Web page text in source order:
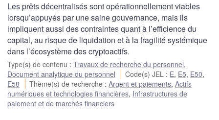
Les prêts décentralisés sont opérationnellement viables
lorsqu’appuyés par une saine gouvernance, mais ils
impliquent aussi des contraintes quant à l’efficience du
capital, au risque de liquidation et à la fragilité systémique
dans l’écosystème des cryptoactifs.
Type(s) de contenu : Travaux de recherche du personnel,
Document analytique du personnel
Code(s) JEL : E, E5, E50,
E58
Thème(s) de recherche :Argent et paiements,Actifs
numériques et technologies financières, Infrastructures de
paiement et de marchés financiers